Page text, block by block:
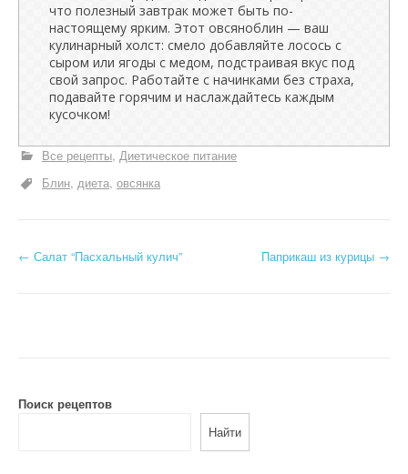
что полезный завтрак может быть по-
настоящему ярким. Этот овсяноблин — ваш
кулинарный холст: смело добавляйте лосось с
сыром или ягоды с медом, подстраивая вкус под
свой запрос. Работайте с начинками без страха,
подавайте горячим и наслаждайтесь каждым
кусочком!
Все рецепты Диетическое питание
Блин диета овсянка
Н
г
← Салат “Пасхальный кулич” Паприкаш из курицы →
Поиск рецептов
Найти